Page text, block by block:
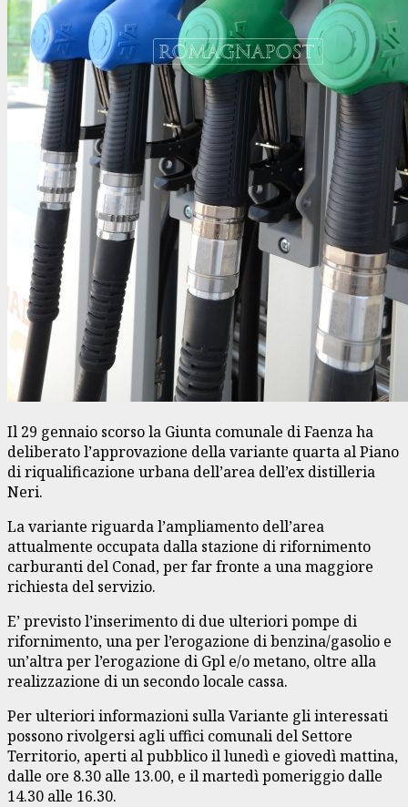
Il 29 gennaio scorso la Giunta comunale di Faenza ha
deliberato l’approvazione della variante quarta al Piano
di riqualificazione urbana dell’area dell’ex distilleria
Neri.
La variante riguarda l’ampliamento dell’area
attualmente occupata dalla stazione di rifornimento
carburanti del Conad, per far fronte a una maggiore
richiesta del servizio.
E’ previsto l’inserimento di due ulteriori pompe di
rifornimento, una per l’erogazione di benzina/gasolio e
un’altra per l’erogazione di Gpl e/o metano, oltre alla
realizzazione di un secondo locale cassa.
Per ulteriori informazioni sulla Variante gli interessati
possono rivolgersi agli uffici comunali del Settore
Territorio, aperti al pubblico il lunedì e giovedì mattina,
dalle ore 8.30 alle 13.00, e il martedì pomeriggio dalle
14.30 alle 16.30.